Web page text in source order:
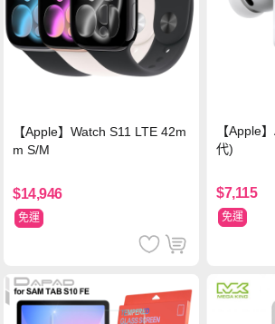
【Apple】Watch S11 LTE 42m
m S/M
$14,946
免運
【Apple
代)
$7,115
免運